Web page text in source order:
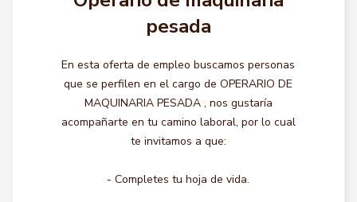
pesada
En esta oferta de empleo buscamos personas
que se perfilen en el cargo de OPERARIO DE
MAQUINARIA PESADA , nos gustaría
acompañarte en tu camino laboral, por lo cual
te invitamos a que:
- Completes tu hoja de vida.